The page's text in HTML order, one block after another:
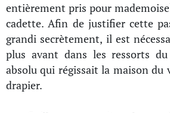
entièrement pris pour
cadette. Afin de justifier cette
grandi secrètement, il est
plus avant dans les ressorts du
absolu qui régissait la maison du
drapier.